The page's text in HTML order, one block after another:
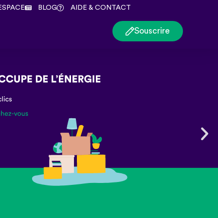
BLOG AIDE & CONTACT
Souscrire